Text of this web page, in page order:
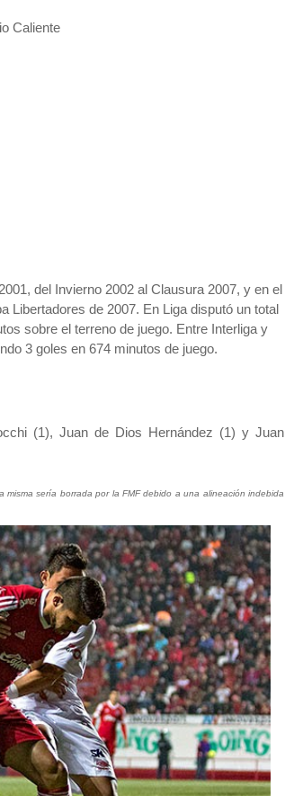
Caliente
del Invierno 2002 al Clausura 2007, y en el
Libertadores de 2007. En Liga disputó un total
sobre el terreno de juego. Entre Interliga y
3 goles en 674 minutos de juego.
(1), Juan de Dios Hernández (1) y Juan
sería borrada por la FMF debido a una alineación indebida